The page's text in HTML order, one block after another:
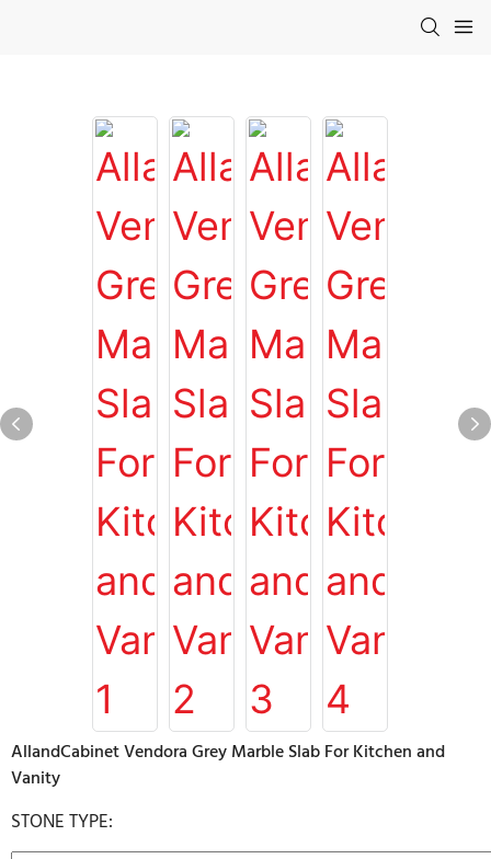
AllandCabinet Vendora Grey Marble Slab For Kitchen and
Vanity
STONE TYPE: